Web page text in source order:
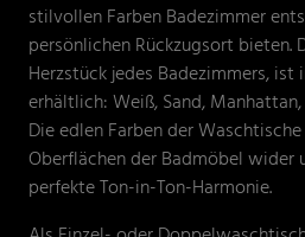
stilvollen Farben Badezimmer
persönlichen Rückzugsort bieten.
Herzstück jedes Badezimmers,
erhältlich: Weiß, Sand,
Die edlen Farben der
Oberflächen der Badmöbel wider
perfekte Ton-in-Ton-Harmonie.